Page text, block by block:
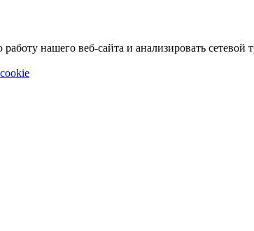
нашего веб-сайта и анализировать сетевой